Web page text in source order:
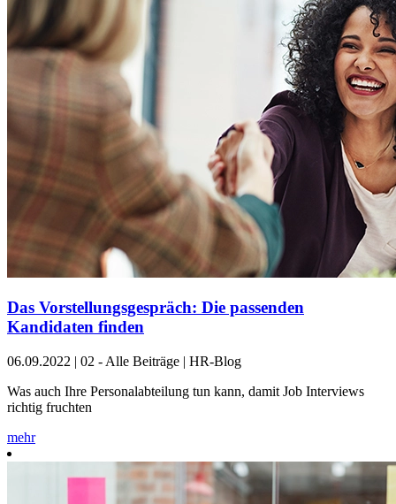
Das Vorstellungsgespräch: Die passenden
Kandidaten finden
06.09.2022 | 02 - Alle Beiträge | HR-Blog
Was auch Ihre Personalabteilung tun kann, damit Job Interviews
richtig fruchten
mehr